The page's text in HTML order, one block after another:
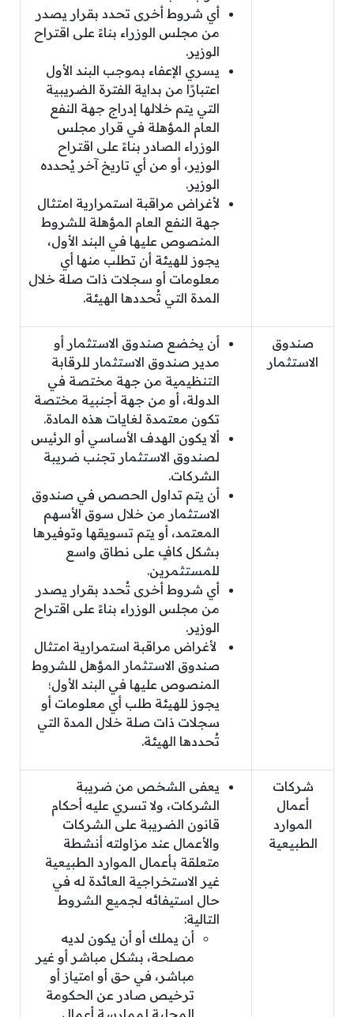
أي شروط أخرى تحدد بقرار يصدر
من مجلس الوزراء بناءً على اقتراح
الوزير.
يسري الإعفاء بموجب البند الأول
اعتبارًا من بداية الفترة الضريبية
التي يتم خلالها إدراج جهة النفع
العام المؤهلة في قرار مجلس
الوزراء الصادر بناءً على اقتراح
الوزير، أو من أي تاريخ آخر يُحدده
الوزير.
لأغراض مراقبة استمرارية امتثال
جهة النفع العام المؤهلة للشروط
المنصوص عليها في البند الأول،
يجوز للهيئة أن تطلب منها أي
معلومات أو سجلات ذات صلة خلال
المدة التي تُحددها الهيئة.
صندوق
الاستثمار
أن يخضع صندوق الاستثمار أو
مدير صندوق الاستثمار للرقابة
التنظيمية من جهة مختصة في
الدولة، أو من جهة أجنبية مختصة
تكون معتمدة لغايات هذه المادة.
ألا يكون الهدف الأساسي أو الرئيس
لصندوق الاستثمار تجنب ضريبة
الشركات.
أن يتم تداول الحصص في صندوق
الاستثمار من خلال سوق الأسهم
المعتمد، أو يتم تسويقها وتوفيرها
بشكل كافٍ على نطاق واسع
للمستثمرين.
أي شروط أخرى تُحدد بقرار يصدر
من مجلس الوزراء بناءً على اقتراح
الوزير.
لأغراض مراقبة استمرارية امتثال
صندوق الاستثمار المؤهل للشروط
المنصوص عليها في البند الأول؛
يجوز للهيئة طلب أي معلومات أو
سجلات ذات صلة خلال المدة التي
تُحددها الهيئة.
شركات
أعمال
الموارد
الطبيعية
يعفى الشخص من ضريبة
الشركات، ولا تسري عليه أحكام
قانون الضريبة على الشركات
والأعمال عند مزاولته أنشطة
متعلقة بأعمال الموارد الطبيعية
غير الاستخراجية العائدة له في
حال استيفائه لجميع الشروط
التالية:
أن يملك أو أن يكون لديه
مصلحة، بشكل مباشر أو غير
مباشر، في حق أو امتياز أو
ترخيص صادر عن الحكومة